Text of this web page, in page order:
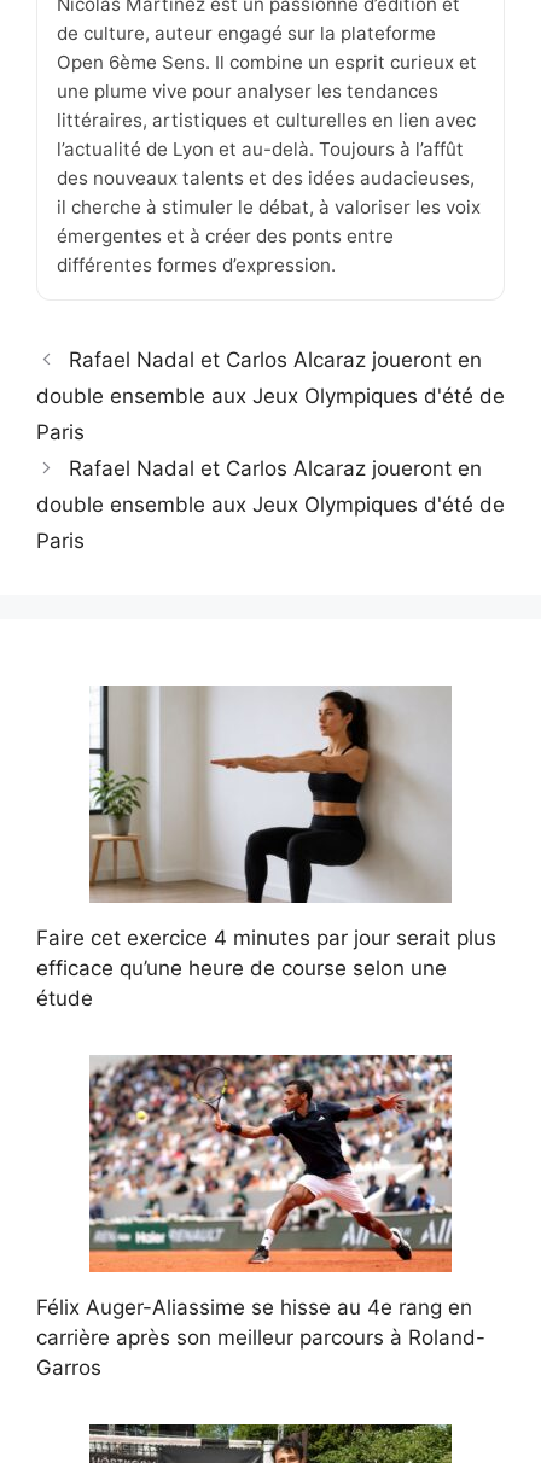
de culture, auteur engagé sur la plateforme
Open 6ème Sens. Il combine un esprit curieux et
une plume vive pour analyser les tendances
littéraires, artistiques et culturelles en lien avec
l’actualité de Lyon et au-delà. Toujours à l’affût
des nouveaux talents et des idées audacieuses,
il cherche à stimuler le débat, à valoriser les voix
émergentes et à créer des ponts entre
différentes formes d’expression.
Rafael Nadal et Carlos Alcaraz joueront en
double ensemble aux Jeux Olympiques d'été de
Paris
Rafael Nadal et Carlos Alcaraz joueront en
double ensemble aux Jeux Olympiques d'été de
Paris
Faire cet exercice 4 minutes par jour serait plus
efficace qu’une heure de course selon une
étude
Félix Auger-Aliassime se hisse au 4e rang en
carrière après son meilleur parcours à Roland-
Garros